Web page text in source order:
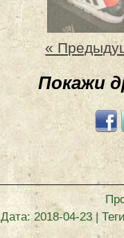
«
Покажи
Дата: 2018-04-23 |